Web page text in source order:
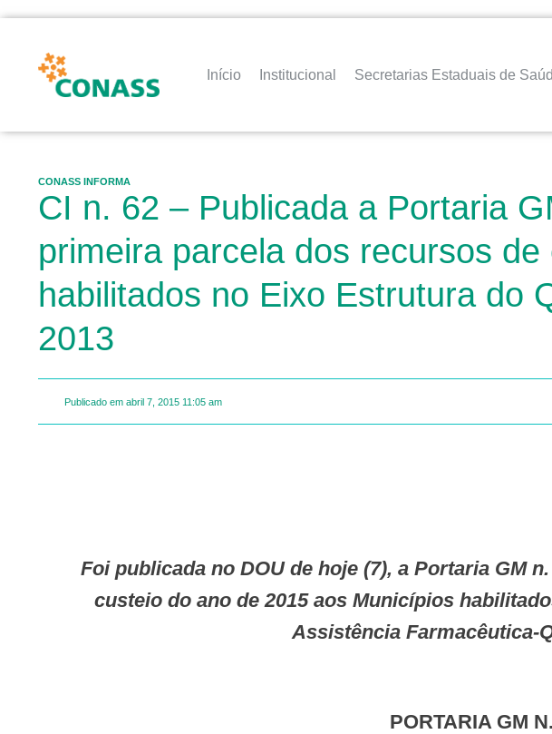
Início Institucional Secretarias Estaduais de
CONASS INFORMA
CI n. 62 – Publicada a Portaria
primeira parcela dos recursos
habilitados no Eixo Estrutura do
2013
Publicado em abril 7, 2015 11:05 am
Foi publicada no DOU de hoje (7), a Portaria GM n. 317 que aprova o repasse da primeira parcela dos recursos de
custeio do ano de 2015 aos Municípios
Assistência Farmacêutica-
PORTARIA GM